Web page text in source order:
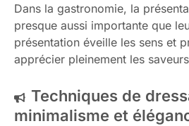
Dans la gastronomie, la
presque aussi importante que
présentation éveille les sens et
apprécier pleinement les
Techniques de
minimalisme et